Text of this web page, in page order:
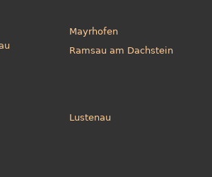
Mayrhofen
Ramsau am Dachstein
Lustenau